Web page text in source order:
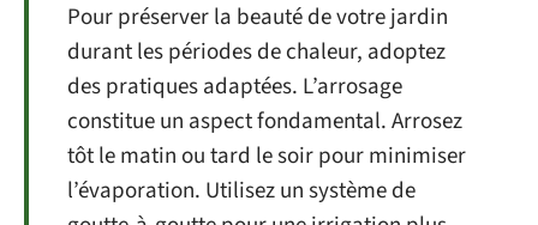
Pour préserver la beauté de votre jardin
durant les périodes de chaleur, adoptez
des pratiques adaptées. L’arrosage
constitue un aspect fondamental. Arrosez
tôt le matin ou tard le soir pour minimiser
l’évaporation. Utilisez un système de